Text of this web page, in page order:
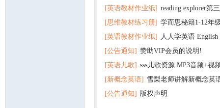
+英语
[英语教材作业纸] reading explorer第
+音频 百度云网盘下载
[思维教材练习册] 学而思秘籍1-12年
子版PDF全册 百度网盘
[英语教材作业纸] 人人学英语
版pdf 百度网盘下载
[公告通知] 赞助VIP会员的说明!
[英语儿歌] sss儿歌资源 MP3音频+视
百度云网盘下载
[新概念英语] 雪梨老师讲解新概念英
[公告通知] 版权声明